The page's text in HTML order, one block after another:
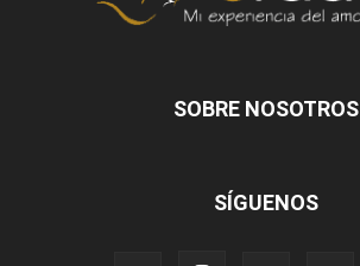
SOBRE NOSOTROS
SÍGUENOS